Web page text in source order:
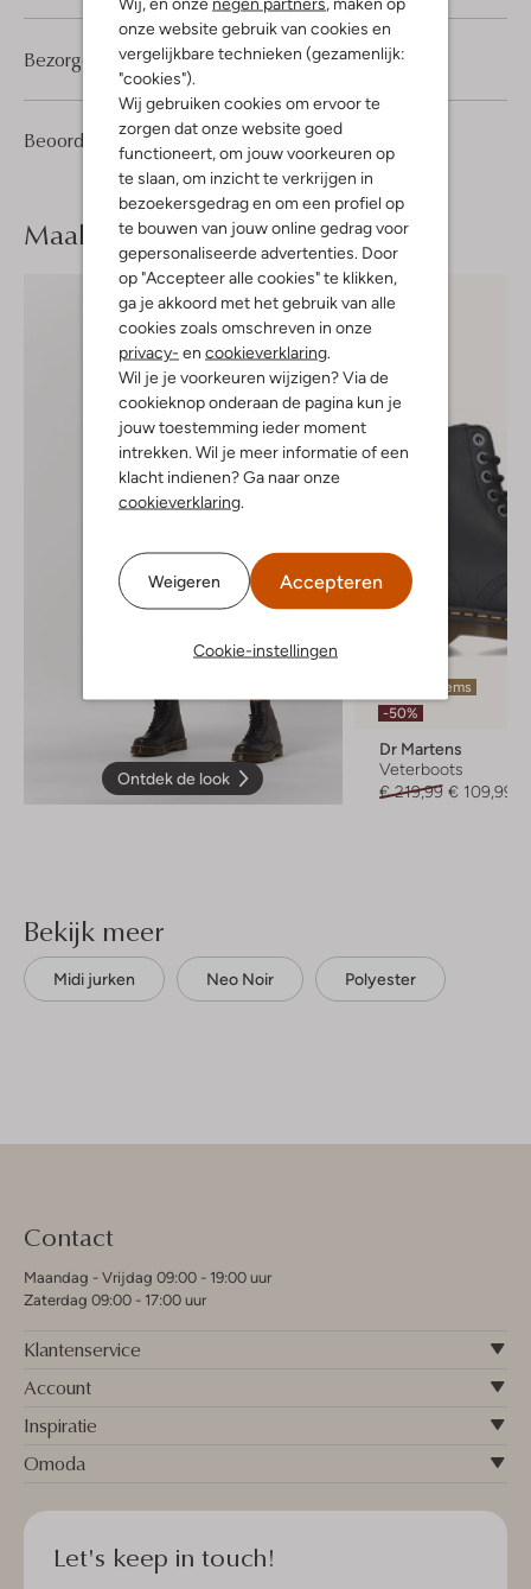
onze website gebruik van cookies en
vergelijkbare technieken (gezamenlijk:
"cookies").
Wij gebruiken cookies om ervoor te
zorgen dat onze website goed
functioneert, om jouw voorkeuren op
te slaan, om inzicht te verkrijgen in
bezoekersgedrag en om een profiel op
te bouwen van jouw online gedrag voor
gepersonaliseerde advertenties. Door
op "Accepteer alle cookies" te klikken,
ga je akkoord met het gebruik van alle
cookies zoals omschreven in onze
privacy- en cookieverklaring.
Wil je je voorkeuren wijzigen? Via de
cookieknop onderaan de pagina kun je
jouw toestemming ieder moment
intrekken. Wil je meer informatie of een
klacht indienen? Ga naar onze
cookieverklaring.
Weigeren Accepteren
Cookie-instellingen
Beoordelingen (4) 4/5
4
4
Sterren
Bezorgen & retourneren
Maak jelook compleet
Ontdek de look
Laatste items
-50%
Dr Martens
Veterboots
€ 219,99 € 109,99
Bekijk meer
Midi jurken Neo Noir Polyester
Contact
Maandag - Vrijdag 09:00 - 19:00 uur
Zaterdag 09:00 - 17:00 uur
Klantenservice
Account
Inspiratie
Omoda
Let's keep in touch!